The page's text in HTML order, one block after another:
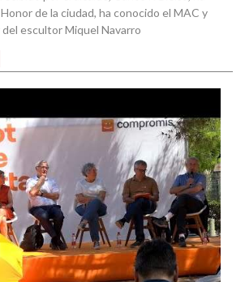
de la ciudad, ha conocido el MAC y
escultor Miquel Navarro